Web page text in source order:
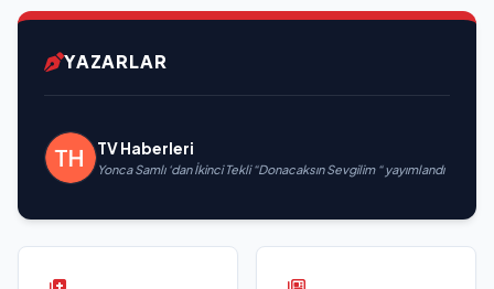
YAZARLAR
TV Haberleri
Yonca Samlı ‘dan İkinci Tekli “Donacaksın Sevgilim “ yayımlandı